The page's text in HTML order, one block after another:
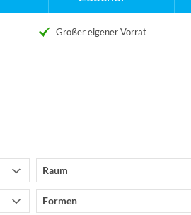
Großer eigener Vorrat
Raum
Formen